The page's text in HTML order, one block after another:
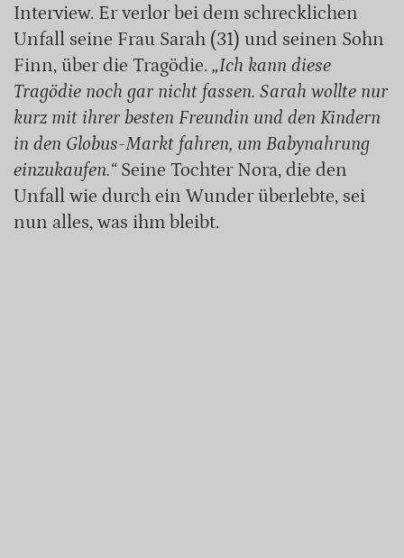
Interview. Er verlor bei dem schrecklichen
Unfall seine Frau Sarah (31) und seinen Sohn
Finn, über die Tragödie. „Ich kann diese
Tragödie noch gar nicht fassen. Sarah wollte nur
kurz mit ihrer besten Freundin und den Kindern
in den Globus-Markt fahren, um Babynahrung
einzukaufen.“Seine Tochter Nora, die den
Unfall wie durch ein Wunder überlebte, sei
nun alles, was ihm bleibt.